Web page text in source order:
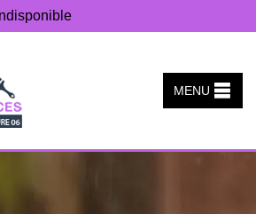
MENU